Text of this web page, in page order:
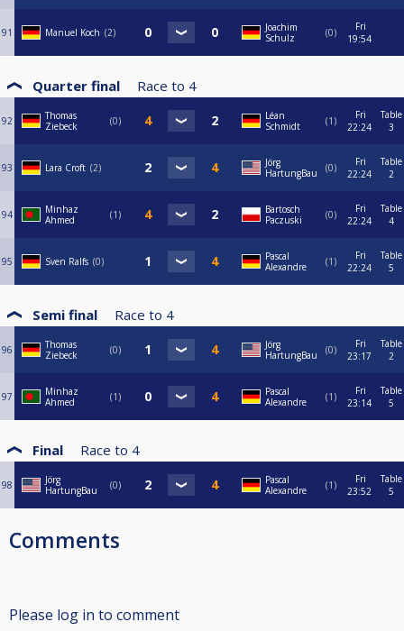
91 Manuel Koch 2
Joachim
Schulz
0
Fri
19:54
Quarter final Race to 4
92
Thomas
Ziebeck
0
Léan
Schmidt
1
Fri
22:24
Table
3
93 Lara Croft 2
Jörg
HartungBau
0
Fri
22:24
Table
2
94
Minhaz
Ahmed
1
Bartosch
Paczuski
0
Fri
22:24
Table
4
95 Sven Ralfs 0
Pascal
Alexandre
1
Fri
22:24
Table
5
Semi final Race to 4
96
Thomas
Ziebeck
0
Jörg
HartungBau
0
Fri
23:17
Table
2
97
Minhaz
Ahmed
1
Pascal
Alexandre
1
Fri
23:14
Table
5
Final Race to 4
98
Jörg
HartungBau
0
Pascal
Alexandre
1
Fri
23:52
Table
5
Comments
Please log in to comment